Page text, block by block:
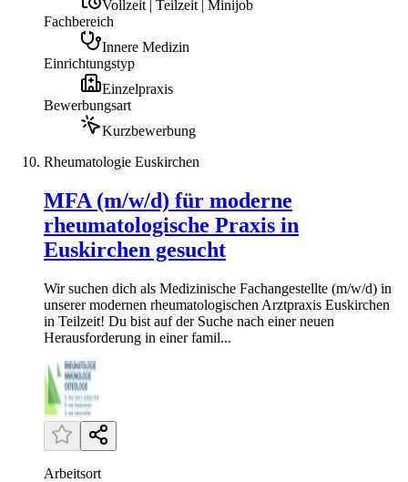
Vollzeit | Teilzeit | Minijob
Fachbereich
Innere Medizin
Einrichtungstyp
Einzelpraxis
Bewerbungsart
Kurzbewerbung
Rheumatologie Euskirchen
MFA (m/w/d) für moderne
rheumatologische Praxis in
Euskirchen gesucht
Wir suchen dich als Medizinische Fachangestellte (m/w/d) in
unserer modernen rheumatologischen Arztpraxis Euskirchen
in Teilzeit! Du bist auf der Suche nach einer neuen
Herausforderung in einer famil...
Arbeitsort